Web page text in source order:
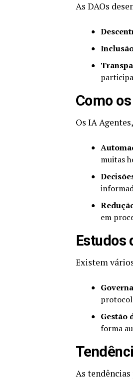
As DAOs
Como
Os IA
muitas
em
Estudos
Existem
Gestão
forma
As